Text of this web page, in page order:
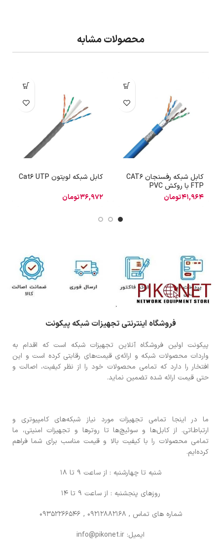
محصولات مشابه
کابل شبکه رفسنجان CAT6
FTP با روکش PVC
41,964تومان
کابل شبکه لویتون Cat6 UTP
36,972تومان
فروشگاه اینترنتی تجهیزات شبکه پیکونت
پیکونت اولین فروشگاه آنلاین تجهیزات شبکه است که اقدام به
واردات محصولات شبکه و ارائه‌ی قیمت‌های رقابتی کرده است و این
افتخار را دارد که تمامی محصولات خود را از نظر کیفیت، اصالت و
حتی قیمت ارائه شده تضمین نماید.
ما در اینجا تمامی تجهیزات مورد نیاز شبکه‌های کامپیوتری و
ارتباطاتی. از کابل‌ها و سوئیچ‌ها تا روترها و تجهیزات امنیتی، ما
تمامی محصولات را با کیفیت بالا و قیمت مناسب برای شما فراهم
کرده‌ایم.
شنبه تا چهارشنبه : از ساعت 9 تا 18
روزهای پنجشنبه : از ساعت 9 تا 14
شماره های تماس , 09212882168 , 09352266546
ایمیل: info@pikonet.ir